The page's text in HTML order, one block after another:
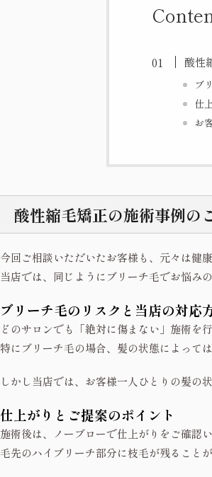
酸性
ブ
仕
お
酸性縮毛矯正の施術事例の
今回ご相談いただいたお客様も、元々は健
当店では、同じようにブリーチ毛でお悩み
ブリーチ毛のリスクと当店の対応
どのサロンでも「絶対に傷まない」施術を
特にブリーチ毛の場合、髪の状態によって
しかし当店では、お客様一人ひとりの髪の
仕上がりとご提案のポイント
施術後は、ノーブローで仕上がりをご確認
毛先のハイブリーチ部分に枝毛が残ること